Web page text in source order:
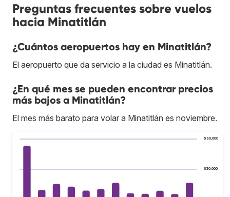
Preguntas frecuentes sobre vuelos
hacia Minatitlán
¿Cuántos aeropuertos hay en Minatitlán?
El aeropuerto que da servicio a la ciudad es Minatitlán.
¿En qué mes se pueden encontrar precios
más bajos a Minatitlán?
El mes más barato para volar a Minatitlán es noviembre.
$30,000
$60,000